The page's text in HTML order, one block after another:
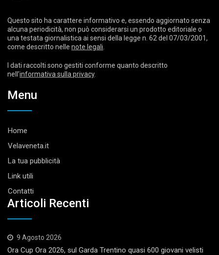
Questo sito ha carattere informativo e, essendo aggiornato senza
alcuna periodicità, non può considerarsi un prodotto editoriale o
una testata giornalistica ai sensi della legge n. 62 del 07/03/2001,
come descritto nelle note legali
I dati raccolti sono gestiti conforme quanto descritto
nell’informativa sulla privacy.
Menu
Home
Velaveneta.it
La tua pubblicità
Link utili
Contatti
Articoli Recenti
9 Agosto 2026
Ora Cup Ora 2026, sul Garda Trentino quasi 600 giovani velisti